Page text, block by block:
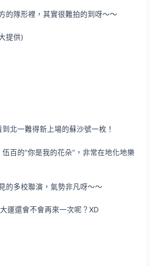
的隊形裡，其實很難拍的到呀～～
提供)
北一難得新上場的蘇沙號一枚！
百的”你是我的花朵”，非常在地化地樂
的多校聯演，氣勢非凡呀～～
運還會不會再來一次呢？XD